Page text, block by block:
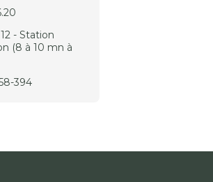
- Station
(8 à 10 mn à
394